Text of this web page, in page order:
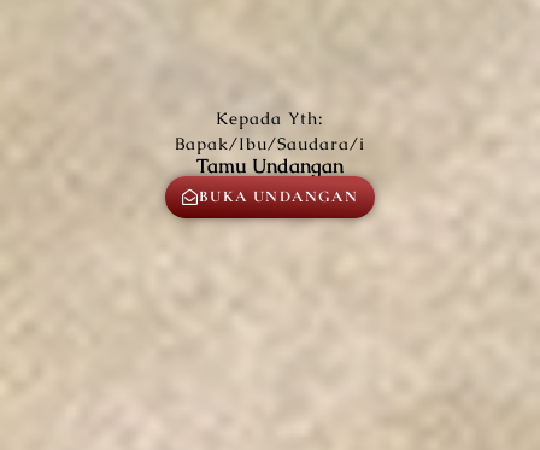
Kepada Yth:
Bapak/Ibu/Saudara/i
Tamu Undangan
BUKA UNDANGAN